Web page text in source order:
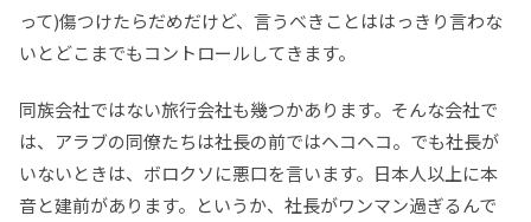
って)傷つけたらだめだけど、言うべきことははっきり言わな
いとどこまでもコントロールしてきます。
同族会社ではない旅行会社も幾つかあります。そんな会社で
は、アラブの同僚たちは社長の前ではヘコヘコ。でも社長が
いないときは、ボロクソに悪口を言います。日本人以上に本
音と建前があります。というか、社長がワンマン過ぎるんで